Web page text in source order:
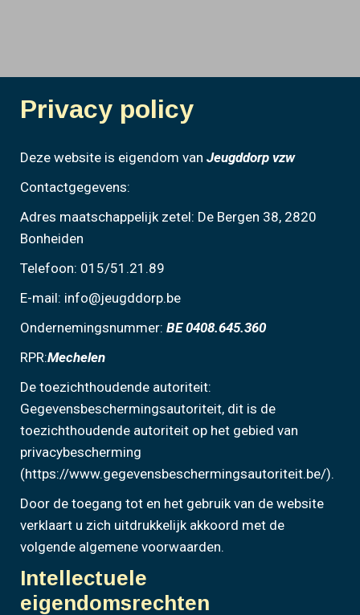
Privacy Policy
Privacy policy
Deze website is eigendom van Jeugddorp vzw
Contactgegevens:
Adres maatschappelijk zetel: De Bergen 38, 2820
Bonheiden
Telefoon: 015/51.21.89
E-mail: info@jeugddorp.be
Ondernemingsnummer: BE 0408.645.360
RPR:Mechelen
De toezichthoudende autoriteit:
Gegevensbeschermingsautoriteit, dit is de
toezichthoudende autoriteit op het gebied van
privacybescherming
(https://www.gegevensbeschermingsautoriteit.be/).
Door de toegang tot en het gebruik van de website
verklaart u zich uitdrukkelijk akkoord met de
volgende algemene voorwaarden.
Intellectuele
eigendomsrechten